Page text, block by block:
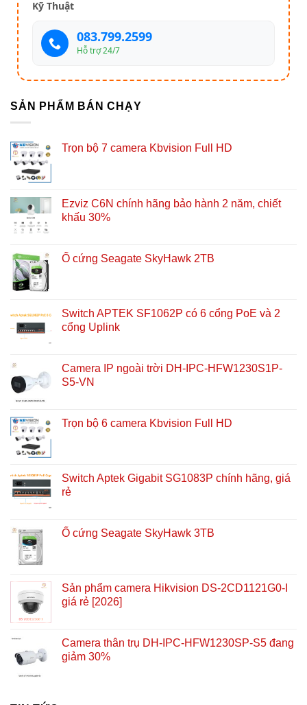
Kỹ Thuật
083.799.2599
Hỗ trợ 24/7
SẢN PHẨM BÁN CHẠY
Trọn bộ 7 camera Kbvision Full HD
Ezviz C6N chính hãng bảo hành 2 năm, chiết
khấu 30%
Ổ cứng Seagate SkyHawk 2TB
Switch APTEK SF1062P có 6 cổng PoE và 2
cổng Uplink
Camera IP ngoài trời DH-IPC-HFW1230S1P-
S5-VN
Trọn bộ 6 camera Kbvision Full HD
Switch Aptek Gigabit SG1083P chính hãng, giá
rẻ
Ổ cứng Seagate SkyHawk 3TB
Sản phẩm camera Hikvision DS-2CD1121G0-I
giá rẻ [2026]
Camera thân trụ DH-IPC-HFW1230SP-S5 đang
giảm 30%